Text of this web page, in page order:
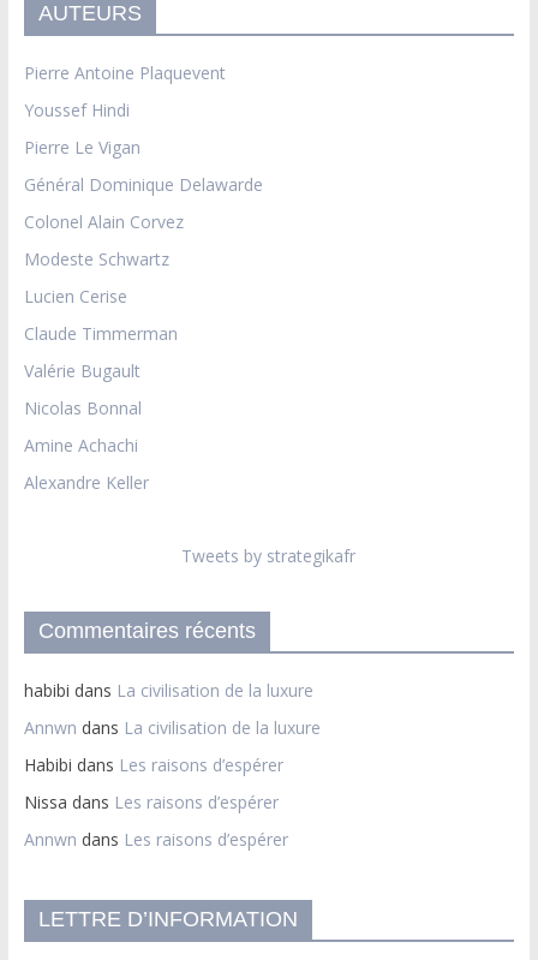
AUTEURS
Pierre Antoine Plaquevent
Youssef Hindi
Pierre Le Vigan
Général Dominique Delawarde
Colonel Alain Corvez
Modeste Schwartz
Lucien Cerise
Claude Timmerman
Valérie Bugault
Nicolas Bonnal
Amine Achachi
Alexandre Keller
Tweets by strategikafr
Commentaires récents
habibi dans La civilisation de la luxure
Annwn dans La civilisation de la luxure
Habibi dans Les raisons d’espérer
Nissa dans Les raisons d’espérer
Annwn dans Les raisons d’espérer
LETTRE D’INFORMATION